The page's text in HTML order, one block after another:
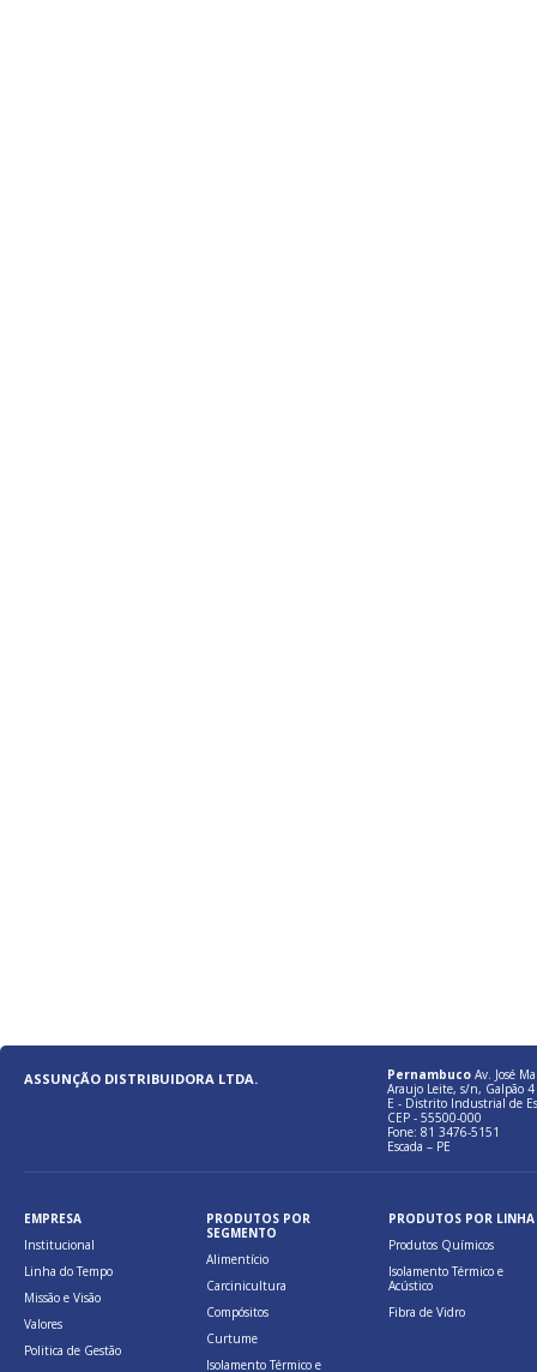
ASSUNÇÃO DISTRIBUIDORA LTDA. Pernambuco Av. José
Araujo Leite, s/n, Galpão 4
E - Distrito Industrial de
CEP - 55500-000
Fone: 81 3476-5151
Escada – PE
EMPRESA
Institucional
Linha do Tempo
Missão e Visão
Valores
Politica de Gestão
PRODUTOS POR
SEGMENTO
Alimentício
Carcinicultura
Compósitos
Curtume
Isolamento Térmico e
PRODUTOS POR LINHA
Produtos Químicos
Isolamento Térmico e
Acústico
Fibra de Vidro